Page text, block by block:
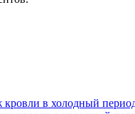
в холодный